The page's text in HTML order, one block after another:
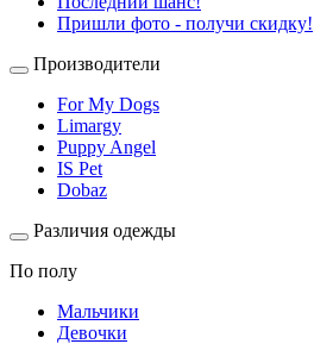
Пришли фото - получи скидку!
Производители
For My Dogs
Limargy
Puppy Angel
IS Pet
Dobaz
Различия одежды
По полу
Мальчики
Девочки